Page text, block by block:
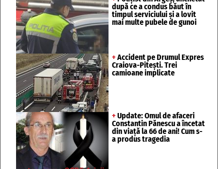
după ce a condus băut în
timpul serviciului și a lovit
mai multe pubele de gunoi
+ Accident pe Drumul Expres
Craiova-Pitești. Trei
camioane implicate
+ Update: Omul de afaceri
Constantin Pănescu a încetat
din viață la 66 de ani! Cum s-
a produs tragedia